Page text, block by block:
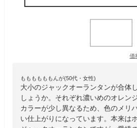
価
ももももももんが(50代・女性)
大小のジャックオーランタンが合体
しょうか。それぞれ濃いめのオレン
カラーが少し異なるため、色のメリ
い仕上がりになっています。本来は